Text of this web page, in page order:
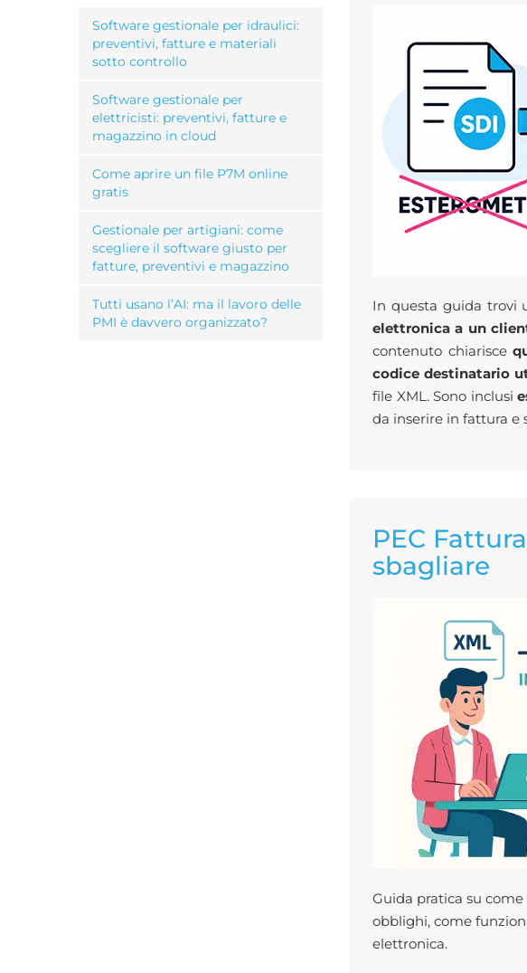
In questa guida trovi
elettronica a un
contenuto chiarisce
codice destinatario
file XML. Sono inclusi
da inserire in fattura e
PEC
sbagliare
Guida pratica su
obblighi, come
elettronica.
Software gestionale per idraulici:
preventivi, fatture e materiali
sotto controllo
Software gestionale per
elettricisti: preventivi, fatture e
magazzino in cloud
Come aprire un file P7M online
gratis
Gestionale per artigiani: come
scegliere il software giusto per
fatture, preventivi e magazzino
Tutti usano l’AI: ma il lavoro delle
PMI è davvero organizzato?